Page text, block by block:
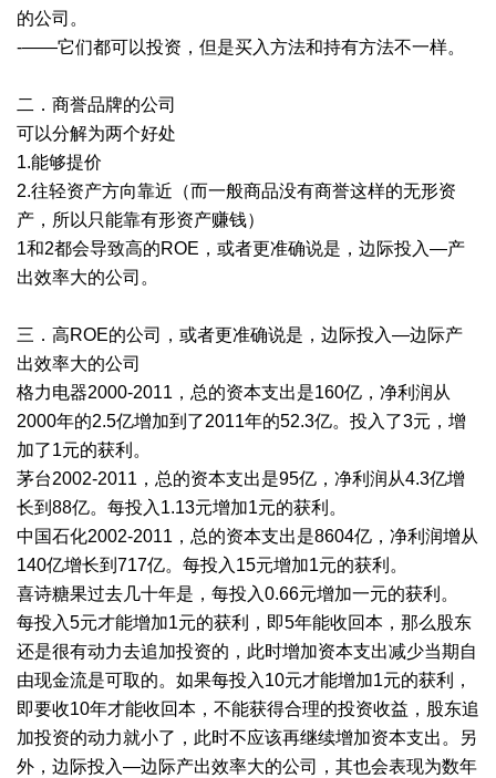
的公司。
-——它们都可以投资，但是买入方法和持有方法不一样。
二．商誉品牌的公司
可以分解为两个好处
1.能够提价
2.往轻资产方向靠近（而一般商品没有商誉这样的无形资
产，所以只能靠有形资产赚钱）
1和2都会导致高的ROE，或者更准确说是，边际投入—产
出效率大的公司。
三．高ROE的公司，或者更准确说是，边际投入—边际产
出效率大的公司
格力电器2000-2011，总的资本支出是160亿，净利润从
2000年的2.5亿增加到了2011年的52.3亿。投入了3元，增
加了1元的获利。
茅台2002-2011，总的资本支出是95亿，净利润从4.3亿增
长到88亿。每投入1.13元增加1元的获利。
中国石化2002-2011，总的资本支出是8604亿，净利润增从
140亿增长到717亿。每投入15元增加1元的获利。
喜诗糖果过去几十年是，每投入0.66元增加一元的获利。
每投入5元才能增加1元的获利，即5年能收回本，那么股东
还是很有动力去追加投资的，此时增加资本支出减少当期自
由现金流是可取的。如果每投入10元才能增加1元的获利，
即要收10年才能收回本，不能获得合理的投资收益，股东追
加投资的动力就小了，此时不应该再继续增加资本支出。另
外，边际投入—边际产出效率大的公司，其也会表现为数年